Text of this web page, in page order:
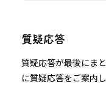
質疑応答
質疑応答が最後にま
に質疑応答をご案内し